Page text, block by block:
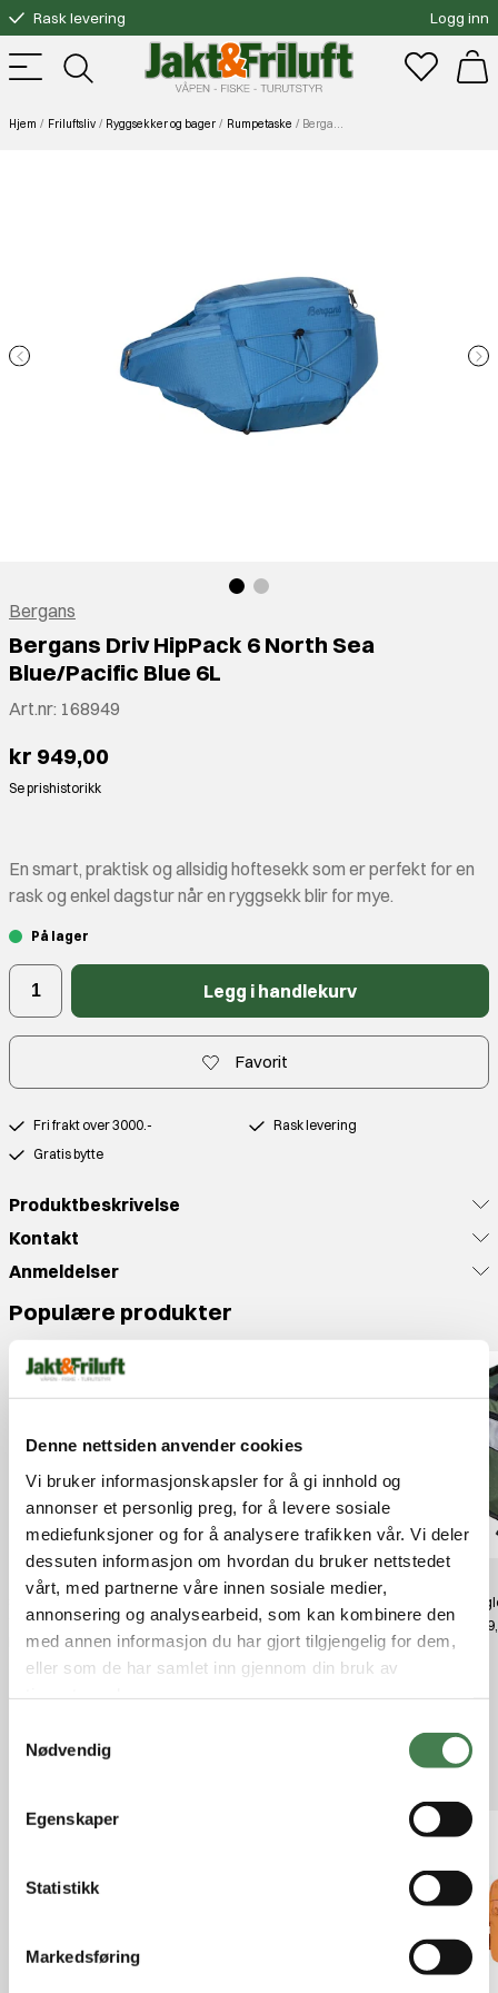
Denne nettsiden anvender cookies
Vi bruker informasjonskapsler for å gi innhold og
annonser et personlig preg, for å levere sosiale
mediefunksjoner og for å analysere trafikken vår. Vi deler
dessuten informasjon om hvordan du bruker nettstedet
vårt, med partnerne våre innen sosiale medier,
annonsering og analysearbeid, som kan kombinere den
med annen informasjon du har gjort tilgjengelig for dem,
eller som de har samlet inn gjennom din bruk av
Nødvendig
Egenskaper
Statistikk
Markedsføring
Rask levering
Gratis bytte
Fri frakt over 3000.-
Logg inn
Hjem Friluftsliv Ryggsekker og bager Rumpetaske Bergans Driv HipPack 6 North Sea Blue/Pacific Blue 6L
Bergans
Bergans Driv HipPack 6 North Sea
Blue/Pacific Blue 6L
Art.nr: 168949
kr 949,00
Se prishistorikk
En smart, praktisk og allsidig hoftesekk som er perfekt for en
rask og enkel dagstur når en ryggsekk blir for mye.
På lager
Legg i handlekurv
Favorit
Fri frakt over 3000.-
Rask levering
Gratis bytte
Produktbeskrivelse
Kontakt
Anmeldelser
Populære produkter
Skogstad M Haukåsen Anorak
Grape Leaf
kr 2 999,00
Grey - Melange
kr 599,00
kr 1 799,00
kr